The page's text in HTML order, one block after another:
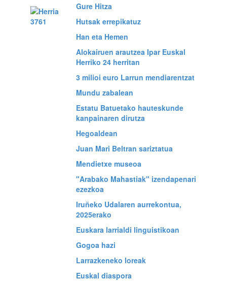
Gure Hitza
Hutsak errepikatuz
Han eta Hemen
Alokairuen arautzea Ipar Euskal
Herriko 24 herritan
3 milioi euro Larrun mendiarentzat
Mundu zabalean
Estatu Batuetako hauteskunde
kanpainaren dirutza
Hegoaldean
Juan Mari Beltran sariztatua
Mendietxe museoa
"Arabako Mahastiak" izendapenari
ezezkoa
Iruñeko Udalaren aurrekontua,
2025erako
Euskara larrialdi linguistikoan
Gogoa hazi
Larrazkeneko loreak
Euskal diaspora